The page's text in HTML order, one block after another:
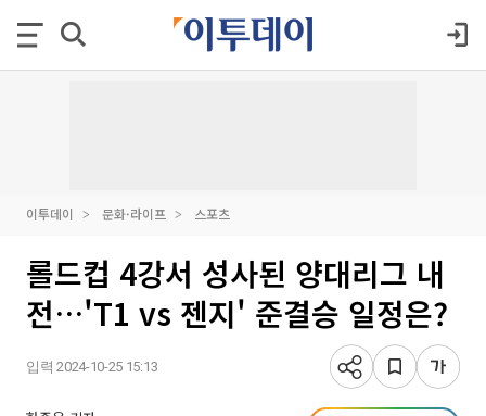
이투데이 문화·라이프 스포츠
롤드컵 4강서 성사된 양대리그 내
전…'T1 vs 젠지' 준결승 일정은?
입력 2024-10-25 15:13